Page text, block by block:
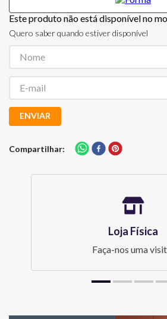
Este produto não está disponível no
Quero saber quando estiver disponível
ENVIAR
Compartilhar
Loja Física
Faça-nos uma